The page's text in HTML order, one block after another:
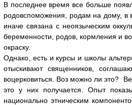
В последнее время все больше
родовспоможения, родам на дому, в
иначе связана с неоязыческим
беременности, родов, кормления и
окраску.
Однако, есть и курсы и школы
отыскивают священников,
воцерковиться. Воз можно ли это?
это у них получается. Опыт
национально этническим